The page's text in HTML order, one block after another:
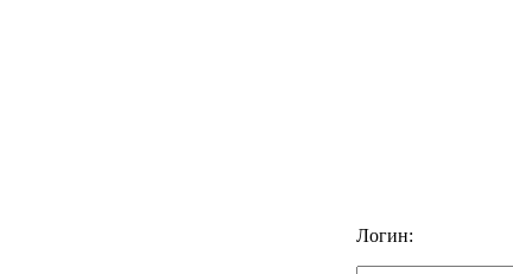
Логин: